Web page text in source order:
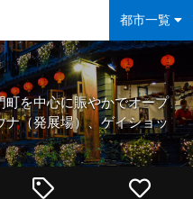
都市一覧
町を中心に賑やかでオープ
（発展場）、ゲイショッ